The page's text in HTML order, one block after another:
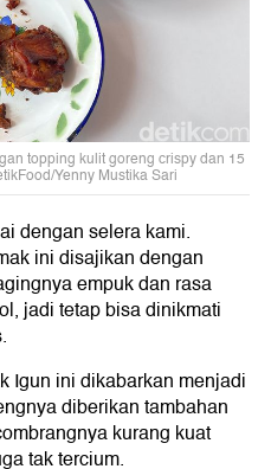
topping kulit goreng crispy dan 15
Yenny Mustika Sari
dengan selera kami.
ini disajikan dengan
empuk dan rasa
jadi tetap bisa dinikmati
Igun ini dikabarkan menjadi
diberikan tambahan
kurang kuat
tak tercium.